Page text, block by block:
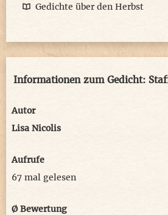
Gedichte über den Herbst
Informationen zum Gedicht:
Autor
Lisa Nicolis
Aufrufe
67 mal gelesen
Ø Bewertung